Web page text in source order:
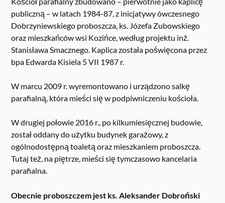
publiczną – w latach 1984-87, z inicjatywy ówczesnego
Dobrzyniewskiego proboszcza, ks. Józefa Zubowskiego
oraz mieszkańców wsi Kozińce, według projektu inż.
Stanisława Smacznego. Kaplica została poświęcona przez
bpa Edwarda Kisiela 5 VII 1987 r.
W marcu 2009 r. wyremontowano i urządzono salkę
parafialną, która mieści się w podpiwniczeniu kościoła.
W drugiej połowie 2016 r., po kilkumiesięcznej budowie,
został oddany do użytku budynek garażowy, z
ogólnodostępną toaletą oraz mieszkaniem proboszcza.
Tutaj też, na piętrze, mieści się tymczasowo kancelaria
parafialna.
Obecnie proboszczem jest ks. Aleksander Dobroński